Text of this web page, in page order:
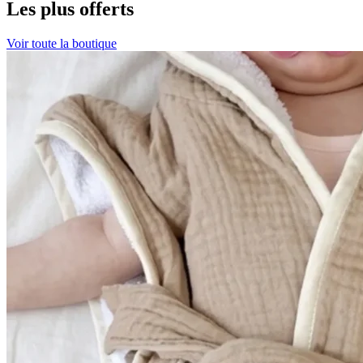
Les plus offerts
Voir toute la boutique